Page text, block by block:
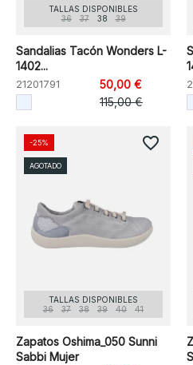
TALLAS DISPONIBLES
36
37 38 39
Sandalias Tacón Wonders L-
1402...
21201791
50,00 €
115,00 €
TALLAS DISPONIBLES
36
37 38 39 40 41
Zapatos Oshima_050 Sunni
Sabbi Mujer
-25%
AGOTADO
favorite_border